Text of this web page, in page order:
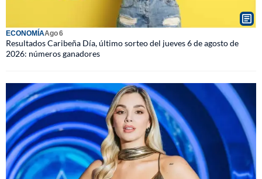
ECONOMÍAAgo 6
Resultados Caribeña Día, último sorteo del jueves 6 de agosto de
2026: números ganadores